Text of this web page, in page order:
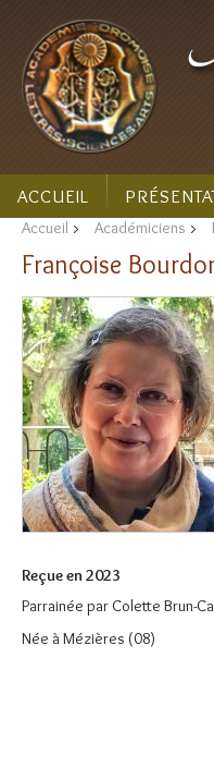
ACCUEIL
Accueil > Académiciens >
Françoise
Reçue en 2023
Parrainée par Colette Brun-
Née à Mézières (08)